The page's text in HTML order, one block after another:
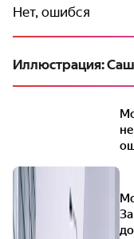
Нет, ошибся
Иллюстрация: